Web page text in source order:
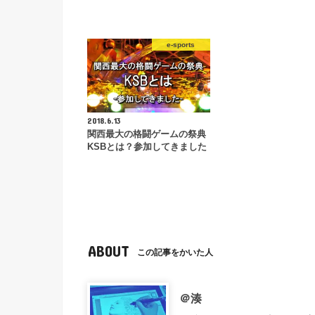
e-sports
2018.6.13
関西最大の格闘ゲームの祭典
KSBとは？参加してきました
ABOUT この記事をかいた人
＠湊